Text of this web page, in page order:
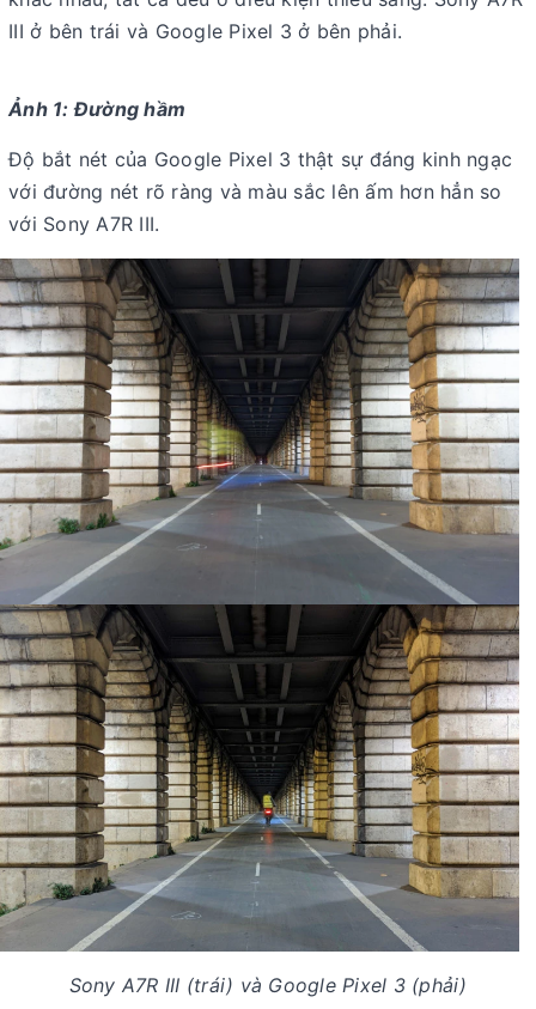
III ở bên trái và Google Pixel 3 ở bên phải.
Ảnh 1: Đường hầm
Độ bắt nét của Google Pixel 3 thật sự đáng kinh ngạc
với đường nét rõ ràng và màu sắc lên ấm hơn hẳn so
với Sony A7R III.
Sony A7R III (trái) và Google Pixel 3 (phải)